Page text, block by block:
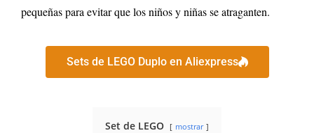
pequeñas para evitar que los niños y niñas se atraganten.
Sets de LEGO Duplo en Aliexpress
Set de LEGO mostrar